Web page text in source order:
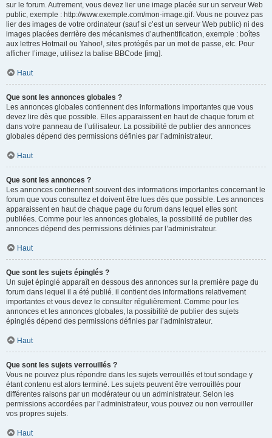
sur le forum. Autrement, vous devez lier une image placée sur un serveur Web
public, exemple : http://www.exemple.com/mon-image.gif. Vous ne pouvez pas
lier des images de votre ordinateur (sauf si c’est un serveur Web public) ni des
images placées derrière des mécanismes d’authentification, exemple : boîtes
aux lettres Hotmail ou Yahoo!, sites protégés par un mot de passe, etc. Pour
afficher l’image, utilisez la balise BBCode [img].
Haut
Que sont les annonces globales ?
Les annonces globales contiennent des informations importantes que vous
devez lire dès que possible. Elles apparaissent en haut de chaque forum et
dans votre panneau de l’utilisateur. La possibilité de publier des annonces
globales dépend des permissions définies par l’administrateur.
Haut
Que sont les annonces ?
Les annonces contiennent souvent des informations importantes concernant le
forum que vous consultez et doivent être lues dès que possible. Les annonces
apparaissent en haut de chaque page du forum dans lequel elles sont
publiées. Comme pour les annonces globales, la possibilité de publier des
annonces dépend des permissions définies par l’administrateur.
Haut
Que sont les sujets épinglés ?
Un sujet épinglé apparaît en dessous des annonces sur la première page du
forum dans lequel il a été publié. il contient des informations relativement
importantes et vous devez le consulter régulièrement. Comme pour les
annonces et les annonces globales, la possibilité de publier des sujets
épinglés dépend des permissions définies par l’administrateur.
Haut
Que sont les sujets verrouillés ?
Vous ne pouvez plus répondre dans les sujets verrouillés et tout sondage y
étant contenu est alors terminé. Les sujets peuvent être verrouillés pour
différentes raisons par un modérateur ou un administrateur. Selon les
permissions accordées par l’administrateur, vous pouvez ou non verrouiller
vos propres sujets.
Haut